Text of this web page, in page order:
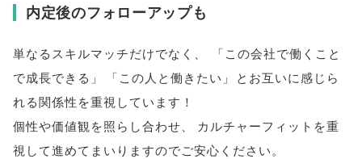
内定後のフォローアップも
単なるスキルマッチだけでなく 「この会社で働くこと
で成長できる 」 「この人と働きたい 」
とお互いに感じら
れる関係性を重視しています！
個性や価値観を照らし合わせ
カルチャーフィットを重
視して進めてまいりますのでご安心ください。